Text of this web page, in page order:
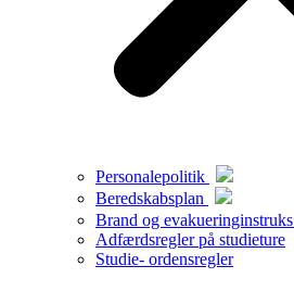
Personalepolitik
Beredskabsplan
Brand og evakueringinstruks
Adfærdsregler på studieture
Studie- ordensregler